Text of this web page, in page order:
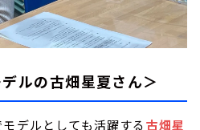
ルの古畑星夏さん＞
デルとしても活躍する古畑星